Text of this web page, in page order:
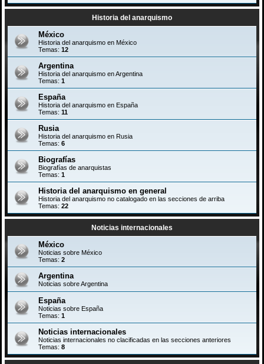
Historia del anarquismo
México
Historia del anarquismo en México
Temas: 12
Argentina
Historia del anarquismo en Argentina
Temas: 1
España
Historia del anarquismo en España
Temas: 11
Rusia
Historia del anarquismo en Rusia
Temas: 6
Biografías
Biografías de anarquistas
Temas: 1
Historia del anarquismo en general
Historia del anarquismo no catalogado en las secciones de arriba
Temas: 22
Noticias internacionales
México
Noticias sobre México
Temas: 2
Argentina
Noticias sobre Argentina
España
Noticias sobre España
Temas: 1
Noticias internacionales
Noticias internacionales no clacificadas en las secciones anteriores
Temas: 8